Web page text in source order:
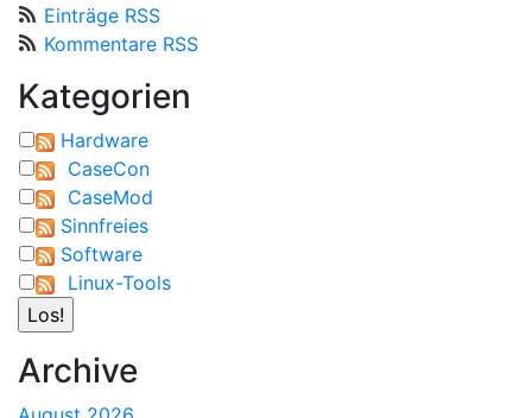
Einträge RSS
Kommentare RSS
Kategorien
Hardware
CaseCon
CaseMod
Sinnfreies
Software
Linux-Tools
Archive